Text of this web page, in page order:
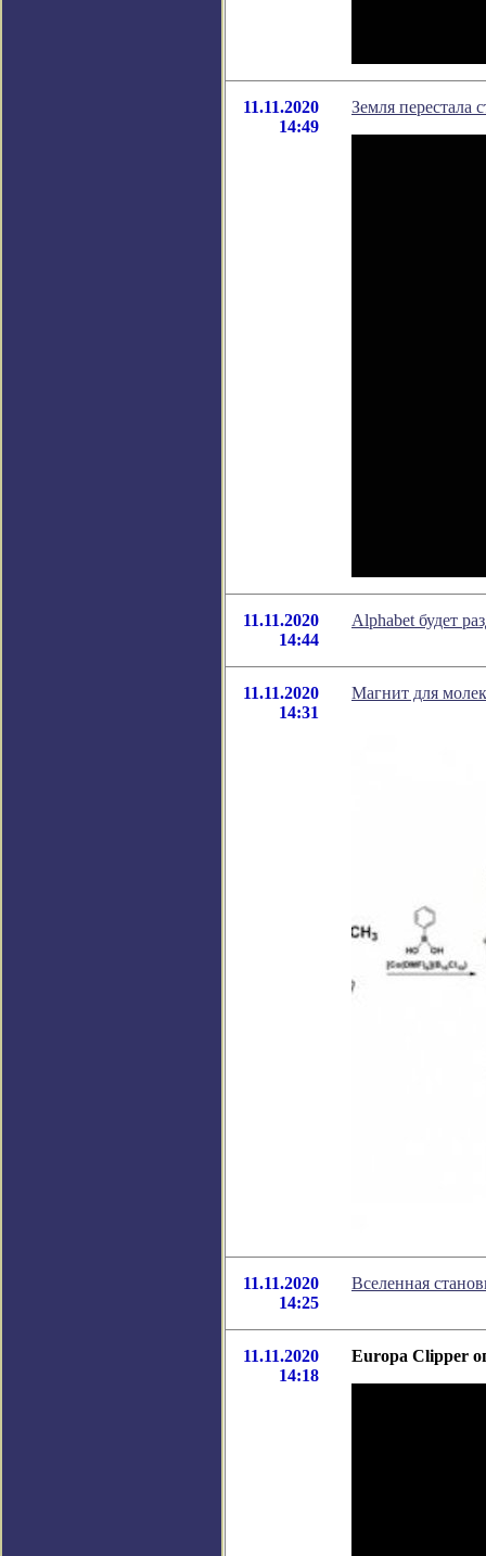
11.11.2020
14:49
Земля перестала
11.11.2020
14:44
Alphabet будет
11.11.2020
14:31
Магнит для
11.11.2020
14:25
Вселенная
11.11.2020
14:18
Europa Clipper